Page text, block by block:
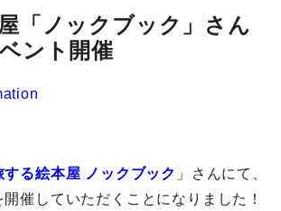
「ノックブック」さん
ント開催
する絵本屋 ノックブック 」さんにて、
開催していただくことになりました！